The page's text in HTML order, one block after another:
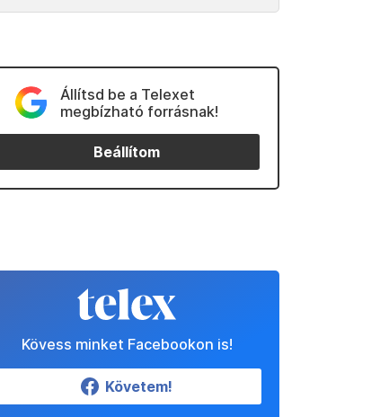
Állítsd be a Telexet
megbízható forrásnak!
Beállítom
Kövess minket Facebookon is!
Követem!